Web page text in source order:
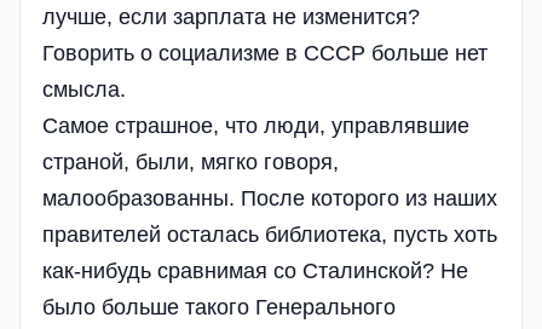
лучше, если зарплата не изменится?
Говорить о социализме в СССР больше нет
смысла.
Самое страшное, что люди, управлявшие
страной, были, мягко говоря,
малообразованны. После которого из наших
правителей осталась библиотека, пусть хоть
как-нибудь сравнимая со Сталинской? Не
было больше такого Генерального